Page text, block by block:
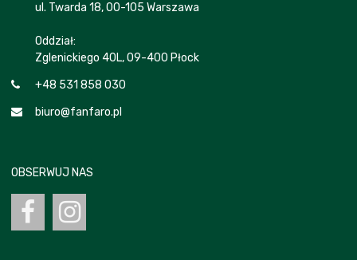
ul. Twarda 18, 00-105 Warszawa
Oddział:
Zglenickiego 40L, 09-400 Płock
+48 531 858 030
biuro@fanfaro.pl
OBSERWUJ NAS